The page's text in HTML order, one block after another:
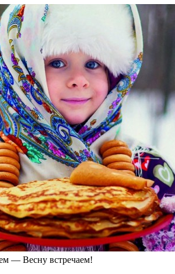
— Весну встречаем!